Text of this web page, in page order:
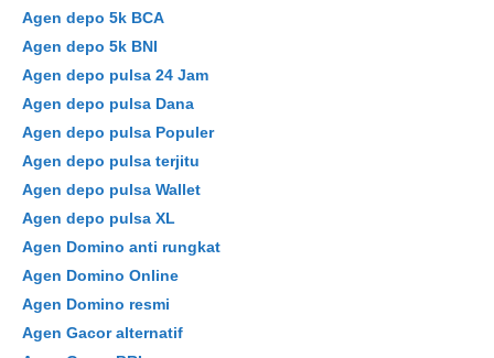
Agen depo 5k BCA
Agen depo 5k BNI
Agen depo pulsa 24 Jam
Agen depo pulsa Dana
Agen depo pulsa Populer
Agen depo pulsa terjitu
Agen depo pulsa Wallet
Agen depo pulsa XL
Agen Domino anti rungkat
Agen Domino Online
Agen Domino resmi
Agen Gacor alternatif